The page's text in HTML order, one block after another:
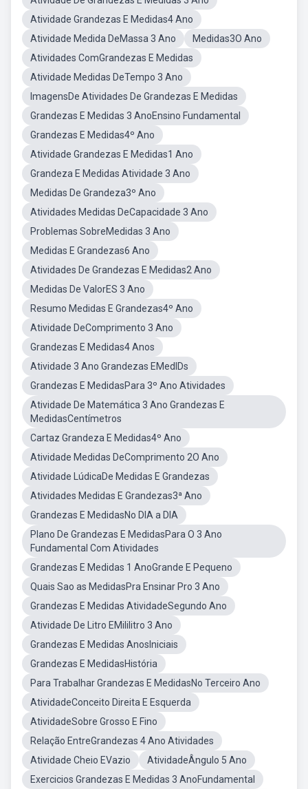
Atividade Grandezas E Medidas4 Ano
Atividade Medida DeMassa 3 Ano
Medidas3O Ano
Atividades ComGrandezas E Medidas
Atividade Medidas DeTempo 3 Ano
ImagensDe Atividades De Grandezas E Medidas
Grandezas E Medidas 3 AnoEnsino Fundamental
Grandezas E Medidas4º Ano
Atividade Grandezas E Medidas1 Ano
Grandeza E Medidas Atividade 3 Ano
Medidas De Grandeza3º Ano
Atividades Medidas DeCapacidade 3 Ano
Problemas SobreMedidas 3 Ano
Medidas E Grandezas6 Ano
Atividades De Grandezas E Medidas2 Ano
Medidas De ValorES 3 Ano
Resumo Medidas E Grandezas4º Ano
Atividade DeComprimento 3 Ano
Grandezas E Medidas4 Anos
Atividade 3 Ano Grandezas EMedIDs
Grandezas E MedidasPara 3º Ano Atividades
Atividade De Matemática 3 Ano Grandezas E
MedidasCentímetros
Cartaz Grandeza E Medidas4º Ano
Atividade Medidas DeComprimento 2O Ano
Atividade LúdicaDe Medidas E Grandezas
Atividades Medidas E Grandezas3ª Ano
Grandezas E MedidasNo DIA a DIA
Plano De Grandezas E MedidasPara O 3 Ano
Fundamental Com Atividades
Grandezas E Medidas 1 AnoGrande E Pequeno
Quais Sao as MedidasPra Ensinar Pro 3 Ano
Grandezas E Medidas AtividadeSegundo Ano
Atividade De Litro EMililitro 3 Ano
Grandezas E Medidas AnosIniciais
Grandezas E MedidasHistória
Para Trabalhar Grandezas E MedidasNo Terceiro Ano
AtividadeConceito Direita E Esquerda
AtividadeSobre Grosso E Fino
Relação EntreGrandezas 4 Ano Atividades
Atividade Cheio EVazio
AtividadeÂngulo 5 Ano
Exercicios Grandezas E Medidas 3 AnoFundamental